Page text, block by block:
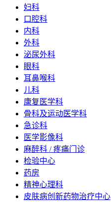
妇科
口腔科
内科
外科
泌尿外科
眼科
耳鼻喉科
儿科
康复医学科
骨科及运动医学科
急诊科
医学影像科
麻醉科 / 疼痛门诊
检验中心
药房
精神心理科
皮肤病创新药物治疗中心